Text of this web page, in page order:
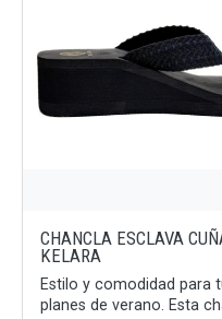
CHANCLA ESCLAVA
KELARA
Estilo y comodidad para
planes de verano. Esta